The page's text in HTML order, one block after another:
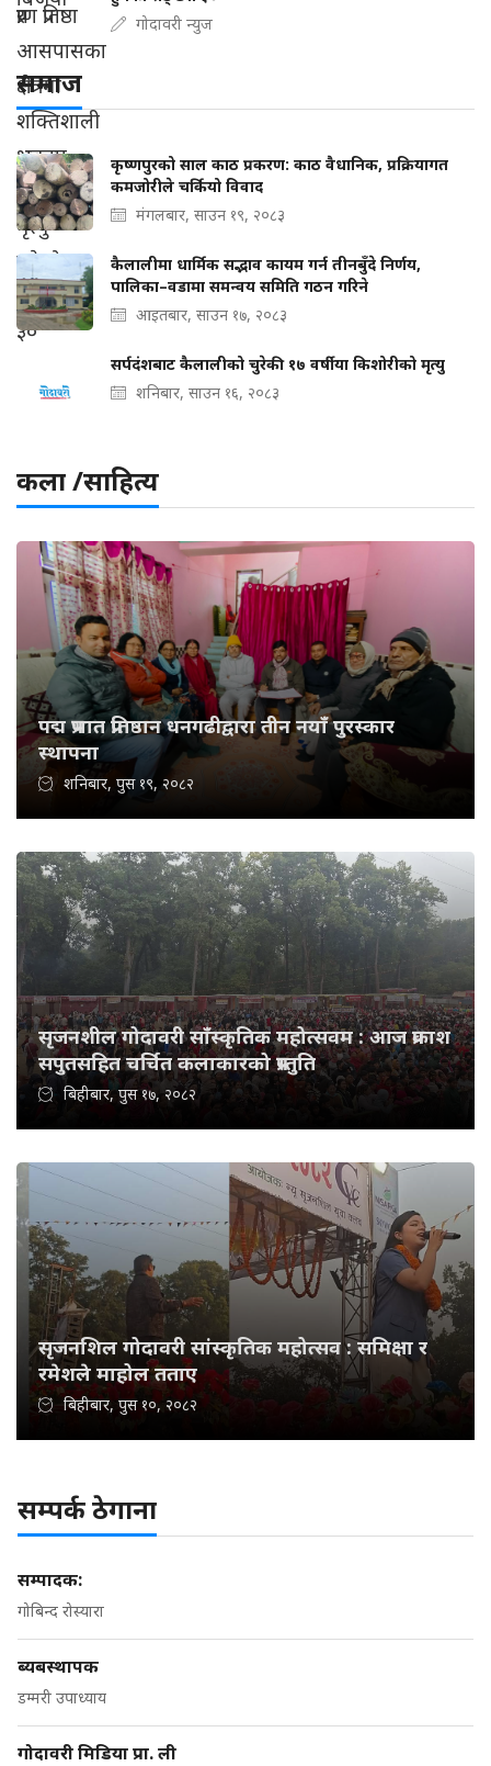
गोदावरी न्युज
समाज
कृष्णपुरको साल काठ प्रकरण: काठ वैधानिक, प्रक्रियागत
कमजोरीले चर्कियो विवाद
मंगलबार, साउन १९, २०८३
कैलालीमा धार्मिक सद्भाव कायम गर्न तीनबुँदे निर्णय,
पालिका–वडामा समन्वय समिति गठन गरिने
आइतबार, साउन १७, २०८३
सर्पदंशबाट कैलालीको चुरेकी १७ वर्षीया किशोरीको मृत्यु
शनिबार, साउन १६, २०८३
कला /साहित्य
पद्म प्रभात प्रतिष्ठान धनगढीद्वारा तीन नयाँ पुरस्कार
स्थापना
शनिबार, पुस १९, २०८२
सृजनशील गोदावरी साँस्कृतिक महोत्सवम : आज प्रकाश
सपुतसहित चर्चित कलाकारको प्रस्तुति
बिहीबार, पुस १७, २०८२
सृजनशिल गोदावरी सांस्कृतिक महोत्सव : समिक्षा र
रमेशले माहोल तताए
बिहीबार, पुस १०, २०८२
सम्पर्क ठेगाना
सम्पादक:
गोबिन्द रोस्यारा
ब्यबस्थापक
डम्मरी उपाध्याय
गोदावरी मिडिया प्रा. ली